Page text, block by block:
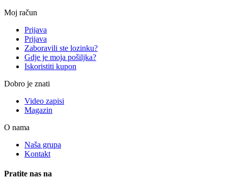
Moj račun
Prijava
Prijava
Zaboravili ste lozinku?
Gdje je moja pošiljka?
Iskoristiti kupon
Dobro je znati
Video zapisi
Magazin
O nama
Naša grupa
Kontakt
Pratite nas na